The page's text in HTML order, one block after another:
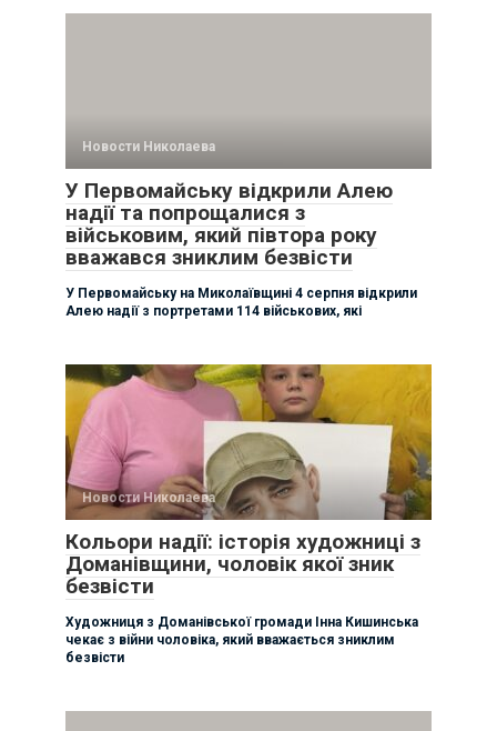
Новости Николаева
У Первомайську відкрили Алею
надії та попрощалися з
військовим, який півтора року
вважався зниклим безвісти
У Первомайську на Миколаївщині 4 серпня відкрили
Алею надії з портретами 114 військових, які
Новости Николаева
Кольори надії: історія художниці з
Доманівщини, чоловік якої зник
безвісти
Художниця з Доманівської громади Інна Кишинська
чекає з війни чоловіка, який вважається зниклим
безвісти